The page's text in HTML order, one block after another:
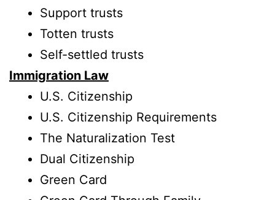
Support trusts
Totten trusts
Self-settled trusts
Immigration Law
U.S. Citizenship
U.S. Citizenship Requirements
The Naturalization Test
Dual Citizenship
Green Card